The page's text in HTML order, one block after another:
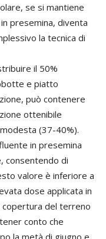
se si mantiene
presemina, diventa
la tecnica di
il 50%
e piatto
può contenere
ottenibile
(37-40%).
in presemina
consentendo di
valore è inferiore a
dose applicata in
copertura del terreno
conto che
la metà di giugno e